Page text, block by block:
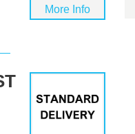
More Info